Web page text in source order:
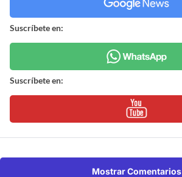
Suscríbete en:
Suscríbete en:
Mostrar Comentarios